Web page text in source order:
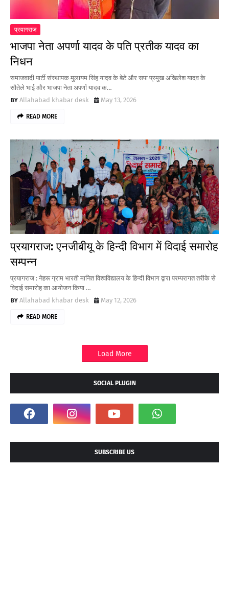
प्रयागराज
भाजपा नेता अपर्णा यादव के पति प्रतीक यादव का
निधन
समाजवादी पार्टी संस्थापक मुलायम सिंह यादव के बेटे और सपा प्रमुख अखिलेश यादव के
सौतेले भाई और भाजपा नेता अपर्णा यादव क…
Allahabad khabar desk
May 13, 2026
READ MORE
प्रयागराज: एनजीबीयू के हिन्दी विभाग में विदाई समारोह
सम्पन्न
प्रयागराज : नेहरू ग्राम भारती मानित विश्वविद्यालय के हिन्दी विभाग द्वारा परम्परागत तरीके से
विदाई समारोह का आयोजन किया …
Allahabad khabar desk
May 12, 2026
READ MORE
Load More
SOCIAL PLUGIN
SUBSCRIBE US